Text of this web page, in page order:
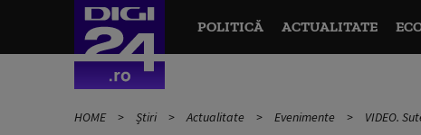
POLITICĂ ACTUALITATE
HOME Știri Actualitate Evenimente VIDEO.